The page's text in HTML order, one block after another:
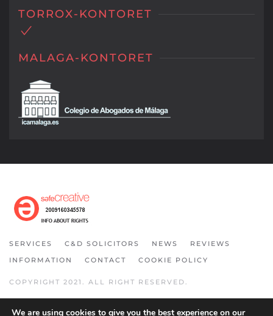
TORROX-KONTORET
MALAGA-KONTORET
SERVICES C&D SOLICITORS NEWS
REVIEWS
INFORMATION
CONTACT COOKIE POLICY
COPYRIGHT 2021. ALL RIGHT RESERVED.
We are using cookies to give you the best experience on our